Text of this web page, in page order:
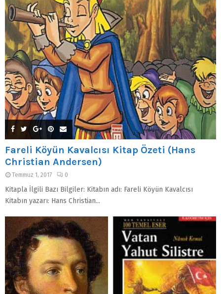
Fareli Köyün Kavalcısı Kitap Özeti (Hans
Christian Andersen)
Temmuz 1, 2017 0
Kitapla İlgili Bazı Bilgiler: Kitabın adı: Fareli Köyün Kavalcısı
Kitabın yazarı: Hans Christian...